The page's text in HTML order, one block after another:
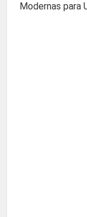
Modernas para